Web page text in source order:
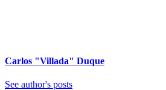
Carlos "Villada" Duque
See author's posts